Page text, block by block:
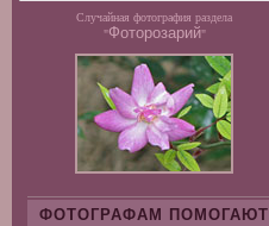
Случайная фотография раздела
"Фоторозарий"
ФОТОГРАФАМ ПОМОГАЮТ